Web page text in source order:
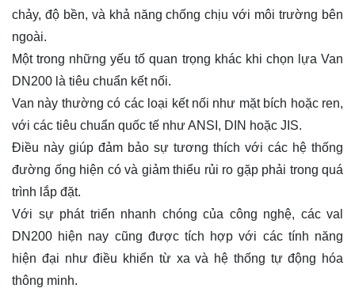
chảy, độ bền, và khả năng chống chịu với môi trường bên
ngoài.
Một trong những yếu tố quan trọng khác khi chọn lựa Van
DN200 là tiêu chuẩn kết nối.
Van này thường có các loại kết nối như mặt bích hoặc ren,
với các tiêu chuẩn quốc tế như ANSI, DIN hoặc JIS.
Điều này giúp đảm bảo sự tương thích với các hệ thống
đường ống hiện có và giảm thiểu rủi ro gặp phải trong quá
trình lắp đặt.
Với sự phát triển nhanh chóng của công nghệ, các val
DN200 hiện nay cũng được tích hợp với các tính năng
hiện đại như điều khiển từ xa và hệ thống tự động hóa
thông minh.